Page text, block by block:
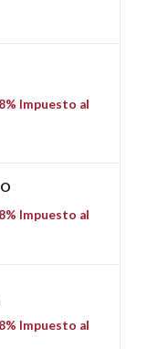
Impuesto al
Impuesto al
Impuesto al